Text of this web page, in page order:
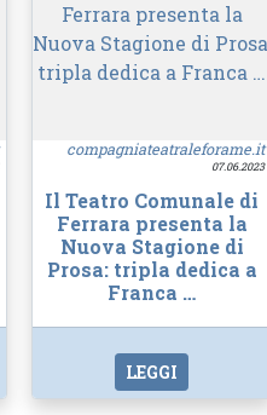
compagniateatraleforame.it
07.06.2023
Il Teatro Comunale di
Ferrara presenta la
Nuova Stagione di
Prosa: tripla dedica a
Franca …
LEGGI